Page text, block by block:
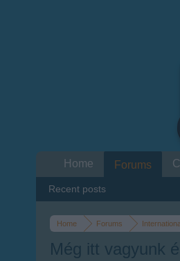
Home Forums
Még itt vagyunk
Home Forums
Recent posts